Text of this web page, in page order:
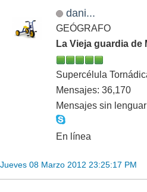
dani...
GEÓGRAFO
La Vieja guardia de
Supercélula
Mensajes: 36,170
Mensajes sin
En línea
Jueves 08 Marzo 2012 23:25:17 PM